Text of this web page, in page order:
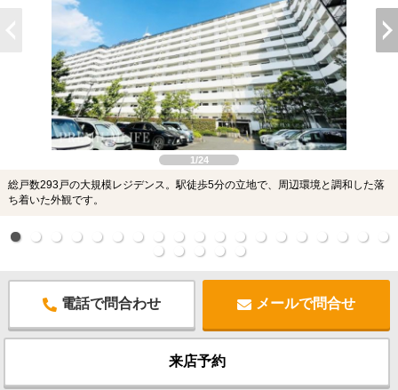
1/24
総戸数293戸の大規模レジデンス。駅徒歩5分の立地で、周辺環境と調和した落
ち着いた外観です。
電話で問合わせ メールで問合せ
来店予約